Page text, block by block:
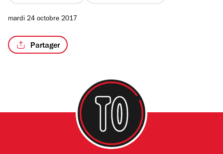
mardi 24 octobre 2017
Partager